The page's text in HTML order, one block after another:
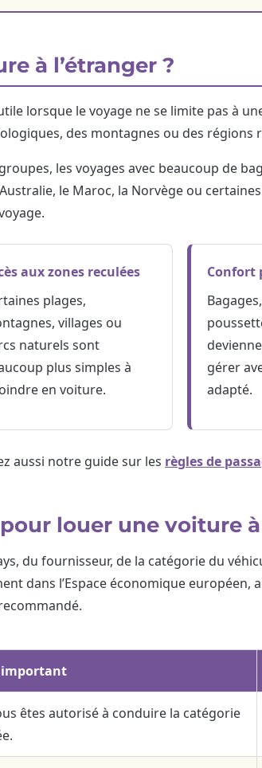
à l’étranger ?
lorsque le voyage ne se limite pas à
des montagnes ou des
les voyages avec beaucoup de
le Maroc, la Norvège ou
aux zones reculées
plages,
villages ou
naturels sont
plus simples à
en voiture.
Confort
gérer
adapté.
aussi notre guide sur les règles de
louer une voiture
du fournisseur, de la catégorie du
dans l’Espace économique européen,
important
êtes autorisé à conduire la catégorie